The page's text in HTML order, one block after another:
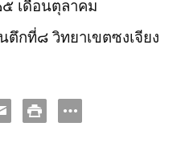
เดือนตุลาคม
ตึกที่๘ วิทยาเขตซงเจียง